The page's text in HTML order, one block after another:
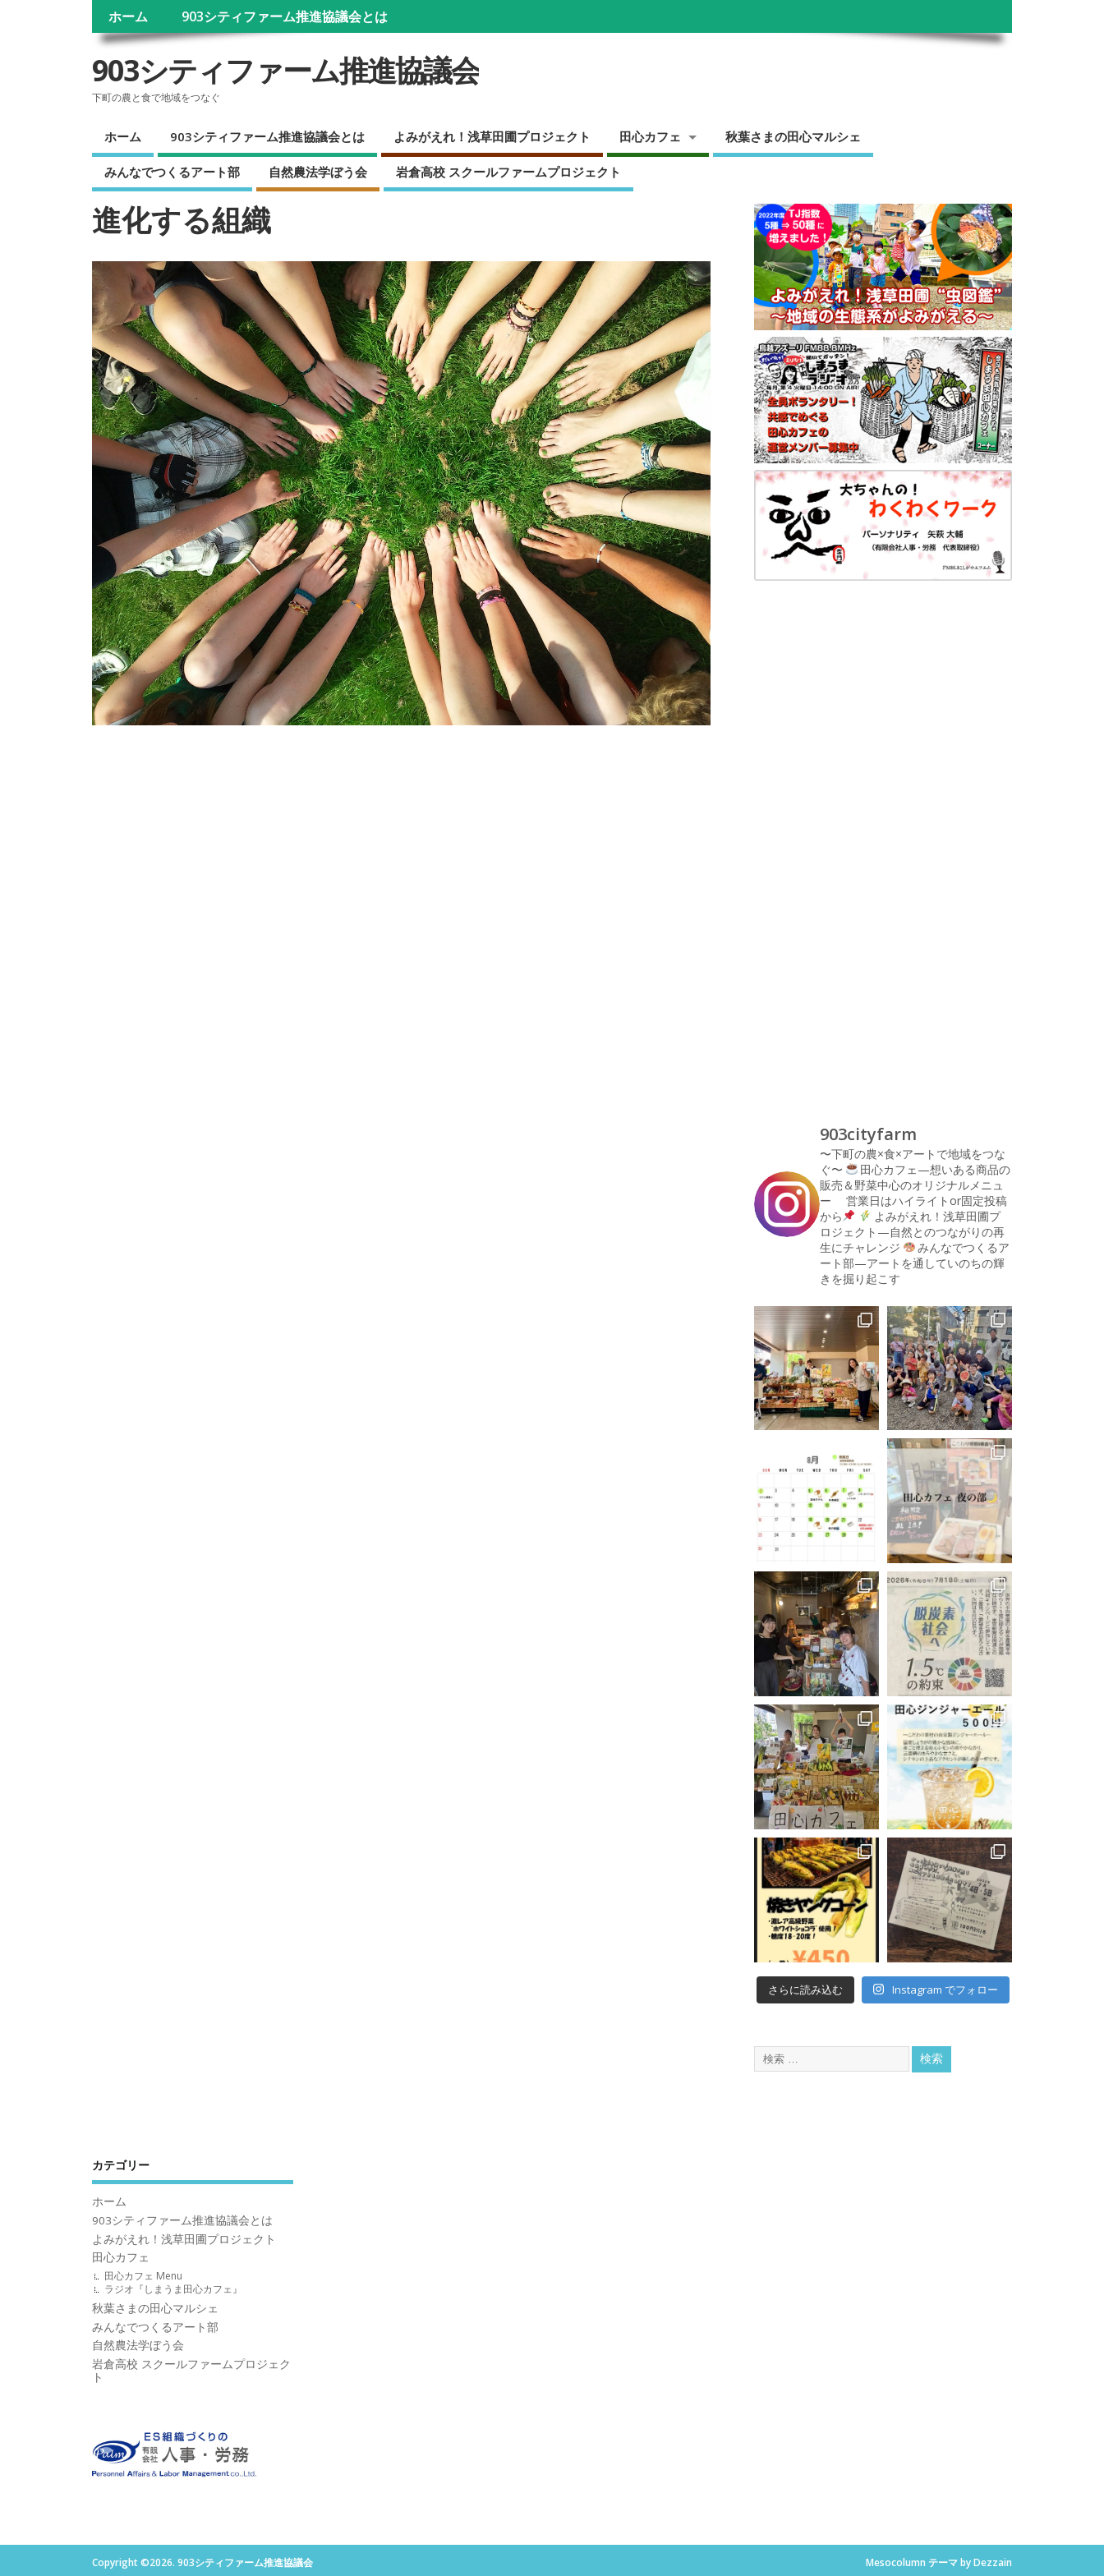
ホーム 903シティファーム推進協議会とは
903シティファーム推進協議会
下町の農と食で地域をつなぐ
ホーム 903シティファーム推進協議会とは よみがえれ！浅草田圃プロジェクト 田心カフェ 秋葉さまの田心マルシェ
みんなでつくるアート部 自然農法学ぼう会 岩倉高校 スクールファームプロジェクト
進化する組織
903cityfarm
〜下町の農×食×アートで地域をつな
ぐ〜
田心カフェ—想いある商品の
販売＆野菜中心のオリジナルメニュ
ー 営業日はハイライトor固定投稿
から
よみがえれ！浅草田圃プ
ロジェクト—自然とのつながりの再
生にチャレンジ
みんなでつくるア
ート部—アートを通していのちの輝
きを掘り起こす
さらに読み込む Instagram でフォロー
カテゴリー
ホーム
903シティファーム推進協議会とは
よみがえれ！浅草田圃プロジェクト
田心カフェ
田心カフェ Menu
ラジオ『しまうま田心カフェ』
秋葉さまの田心マルシェ
みんなでつくるアート部
自然農法学ぼう会
岩倉高校 スクールファームプロジェク
ト
Copyright ©2026. 903シティファーム推進協議会 Mesocolumn テーマ by Dezzain